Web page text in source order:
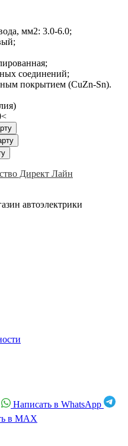
мм2: 3.0-6.0;
соединений;
покрытием (CuZn-Sn).
Директ Лайн
автоэлектрики
Написать в WhatsApp
в MAX